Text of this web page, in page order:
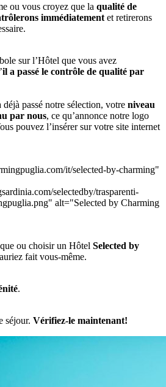
ou vous croyez que la qualité de
immédiatement et retirerons
sur l’Hôtel que vous avez
il a passé le contrôle de qualité par
déjà passé notre sélection, votre niveau
par nous, ce qu’annonce notre logo
pouvez l’insérer sur votre site internet
it/selected-by-charming"
selectedby/trasparenti-
alt="Selected by Charming
ou choisir un Hôtel Selected by
fait vous-même.
.
séjour. Vérifiez-le maintenant!